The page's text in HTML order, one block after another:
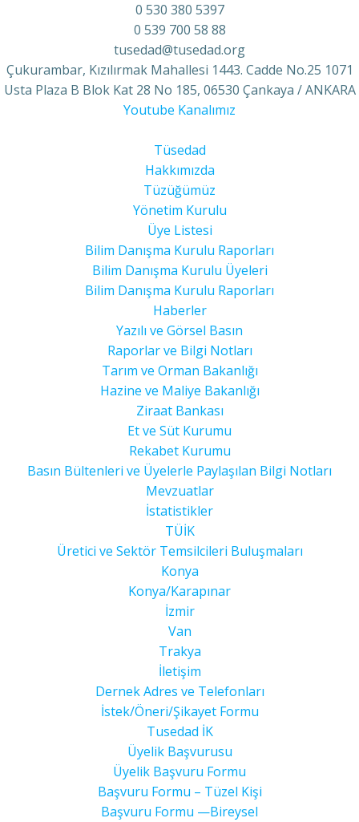
0 530 380 5397
0 539 700 58 88
tusedad@tusedad.org
Çukurambar, Kızılırmak Mahallesi 1443. Cadde No.25 1071
Usta Plaza B Blok Kat 28 No 185, 06530 Çankaya / ANKARA
Youtube Kanalımız
Tüsedad
Hakkımızda
Tüzüğümüz
Yönetim Kurulu
Üye Listesi
Bilim Danışma Kurulu Raporları
Bilim Danışma Kurulu Üyeleri
Bilim Danışma Kurulu Raporları
Haberler
Yazılı ve Görsel Basın
Raporlar ve Bilgi Notları
Tarım ve Orman Bakanlığı
Hazine ve Maliye Bakanlığı
Ziraat Bankası
Et ve Süt Kurumu
Rekabet Kurumu
Basın Bültenleri ve Üyelerle Paylaşılan Bilgi Notları
Mevzuatlar
İstatistikler
TÜİK
Üretici ve Sektör Temsilcileri Buluşmaları
Konya
Konya/Karapınar
İzmir
Van
Trakya
İletişim
Dernek Adres ve Telefonları
İstek/Öneri/Şikayet Formu
Tusedad İK
Üyelik Başvurusu
Üyelik Başvuru Formu
Başvuru Formu – Tüzel Kişi
Başvuru Formu —Bireysel